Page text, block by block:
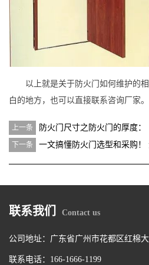
以上就是关于防火门如何维护的相
白的地方，也可以直接联系咨询厂家。
上一条 防火门尺寸之防火门的厚度：
下一条 一文搞懂防火门选型和采购！
联系我们 Contact us
公司地址：广东省广州市花都区红棉
联系电话：166-1666-1199